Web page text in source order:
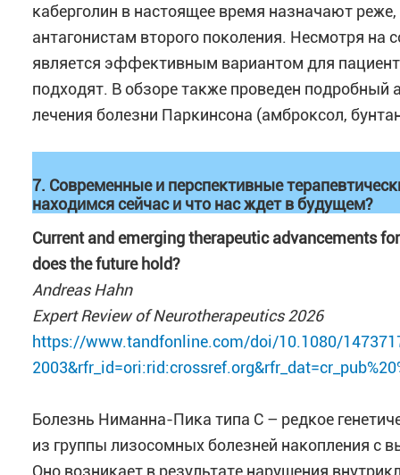
каберголин в настоящее время назначают
антагонистам второго поколения. Несмотря
является эффективным вариантом для
подходят. В обзоре также проведен подробный
лечения болезни Паркинсона (амброксол,
7. Современные и перспективные
находимся сейчас и что нас ждет в будущем?
Current and emerging therapeutic advancements
does the future hold?
Andreas Hahn
Expert Review of Neurotherapeutics 2026
https://www.tandfonline.com/doi/10.1080/
Болезнь Ниманна-Пика типа C – редкое
из группы лизосомных болезней накопления с
Оно возникает в результате нарушения